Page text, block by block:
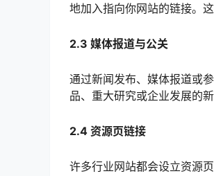
地加入指向你网站的链接。
2.3 媒体报道与公关
通过新闻发布、媒体报道或
品、重大研究或企业发展的
2.4 资源页链接
许多行业网站都会设立资源